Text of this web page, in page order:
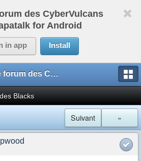
des CyberVulcans
for Android
in app Install
Le forum des CyberVulcans
Blacks
»
Suivant